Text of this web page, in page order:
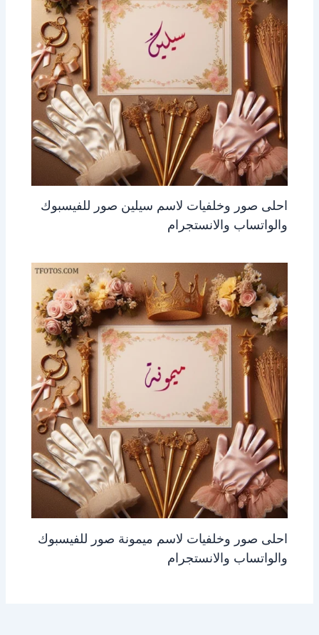
احلى صور وخلفيات لاسم سيلين صور للفيسبوك
والواتساب والانستجرام
احلى صور وخلفيات لاسم ميمونة صور للفيسبوك
والواتساب والانستجرام